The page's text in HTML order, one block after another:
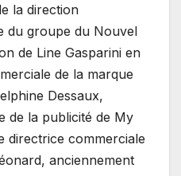
la direction
du groupe du Nouvel
de Line Gasparini en
de la marque
Dessaux,
de la publicité de My
directrice commerciale
anciennement